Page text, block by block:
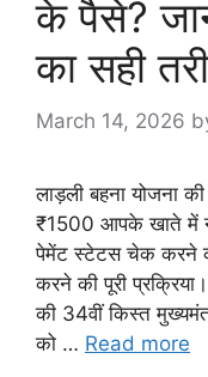
के पैसे?
का सही
March 14, 2026
लाड़ली बहना योजना
₹1500 आपके खाते में
पेमेंट स्टेटस चेक करने
करने की पूरी
की 34वीं किस्त
को … Read more